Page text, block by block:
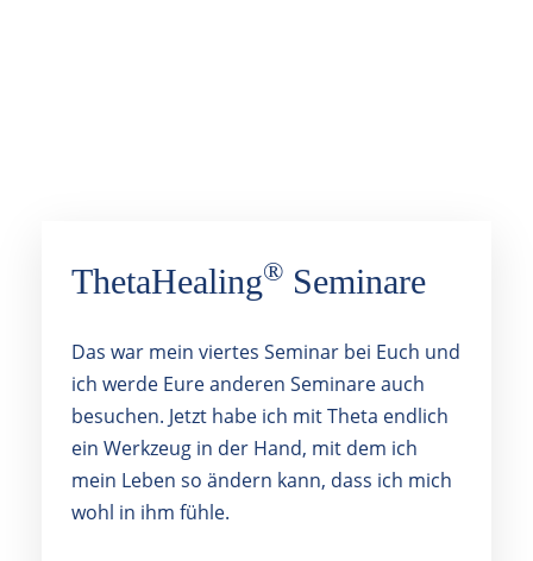
ThetaHealing® Seminare
Das war mein viertes Seminar bei Euch und
ich werde Eure anderen Seminare auch
besuchen. Jetzt habe ich mit Theta endlich
ein Werkzeug in der Hand, mit dem ich
mein Leben so ändern kann, dass ich mich
wohl in ihm fühle.